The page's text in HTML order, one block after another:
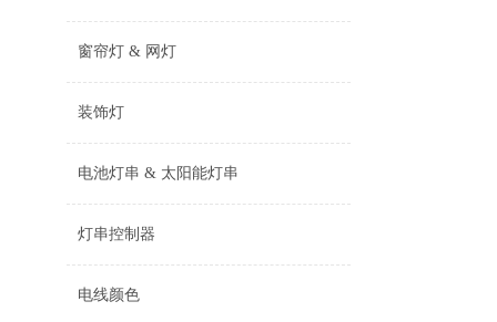
窗帘灯 & 网灯
装饰灯
电池灯串 & 太阳能灯串
灯串控制器
电线颜色